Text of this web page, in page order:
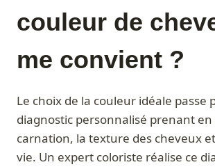
couleur de
me convient ?
Le choix de la couleur idéale passe
diagnostic personnalisé prenant en
carnation, la texture des cheveux
vie. Un expert coloriste réalise ce